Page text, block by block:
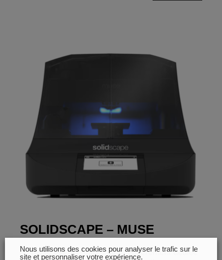
SOLIDSCAPE – MUSE
La muse est une imprimante entièrement dédiée
Nous utilisons des cookies pour analyser le trafic sur le
site et personnaliser votre expérience.